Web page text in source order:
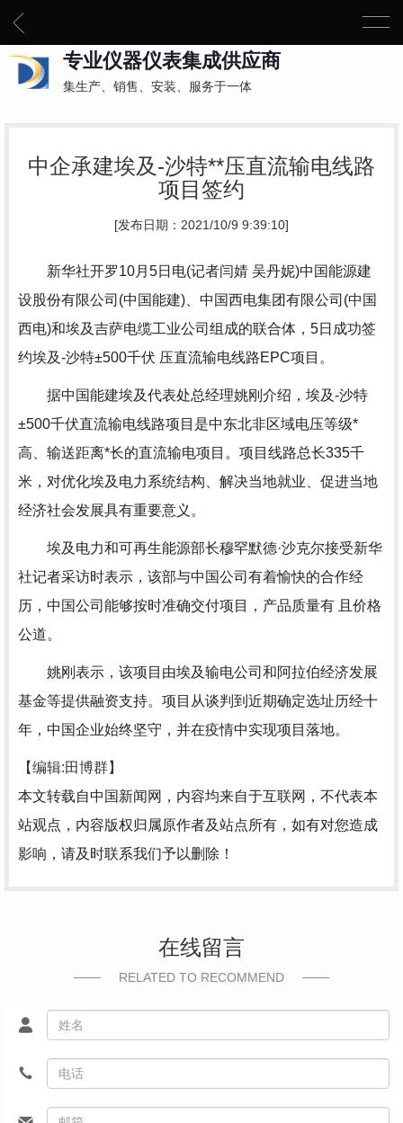
专业仪器仪表集成供应商
集生产、销售、安装、服务于一体
中企承建埃及-沙特**压直流输电线路
项目签约
[发布日期：2021/10/9 9:39:10]
新华社开罗10月5日电(记者闫婧 吴丹妮)中国能源建
设股份有限公司(中国能建)、中国西电集团有限公司(中国
西电)和埃及吉萨电缆工业公司组成的联合体，5日成功签
约埃及-沙特±500千伏 压直流输电线路EPC项目。
据中国能建埃及代表处总经理姚刚介绍，埃及-沙特
±500千伏直流输电线路项目是中东北非区域电压等级*
高、输送距离*长的直流输电项目。项目线路总长335千
米，对优化埃及电力系统结构、解决当地就业、促进当地
经济社会发展具有重要意义。
埃及电力和可再生能源部长穆罕默德·沙克尔接受新华
社记者采访时表示，该部与中国公司有着愉快的合作经
历，中国公司能够按时准确交付项目，产品质量有 且价格
公道。
姚刚表示，该项目由埃及输电公司和阿拉伯经济发展
基金等提供融资支持。项目从谈判到近期确定选址历经十
年，中国企业始终坚守，并在疫情中实现项目落地。
【编辑:田博群】
本文转载自中国新闻网，内容均来自于互联网，不代表本
站观点，内容版权归属原作者及站点所有，如有对您造成
影响，请及时联系我们予以删除！
在线留言
RELATED TO RECOMMEND